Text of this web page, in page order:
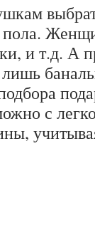
пола.
и т.д. А
с